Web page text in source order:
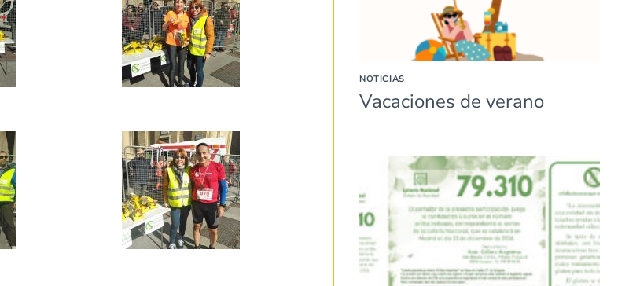
NOTICIAS
Vacaciones de verano